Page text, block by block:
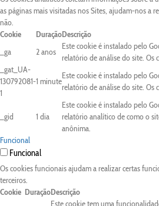
as páginas mais visitadas nos Sites, ajudam-nos a
não.
Cookie
DuraçãoDescrição
_ga
2 anos
Este cookie é instalado pelo
relatório de análise do site. Os
_gat_UA-
130792081-
1
1 minute
Este cookie é instalado pelo
relatório de análise do site. Os
_gid 1 dia
Este cookie é instalado pelo
relatório analítico de como o
anônima.
Funcional
Funcional
Os cookies funcionais ajudam a realizar certas
terceiros.
Cookie DuraçãoDescrição
Este cookie tem uma